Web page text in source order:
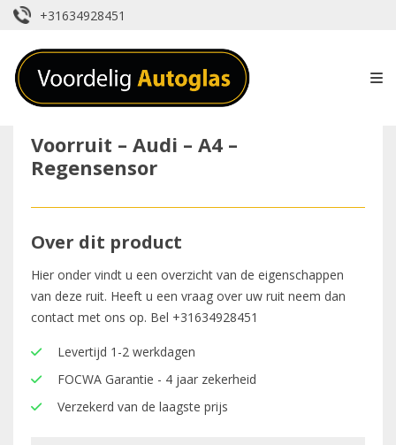
+31634928451
Voorruit – Audi – A4 –
Regensensor
Over dit product
Hier onder vindt u een overzicht van de eigenschappen
van deze ruit. Heeft u een vraag over uw ruit neem dan
contact met ons op. Bel +31634928451
Levertijd 1-2 werkdagen
FOCWA Garantie - 4 jaar zekerheid
Verzekerd van de laagste prijs